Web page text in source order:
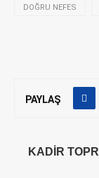
DOĞRU NEFES
PAYLAŞ
KADIR